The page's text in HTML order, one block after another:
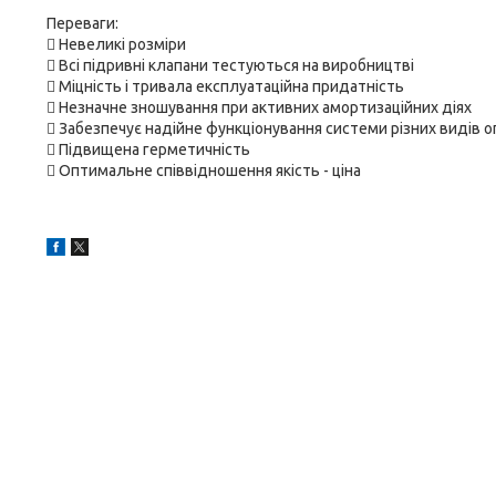
Переваги:
 Невеликі розміри
 Всі підривні клапани тестуються на виробництві
 Міцність і тривала експлуатаційна придатність
 Незначне зношування при активних амортизаційних діях
 Забезпечує надійне функціонування системи різних видів
 Підвищена герметичність
 Оптимальне співвідношення якість - ціна